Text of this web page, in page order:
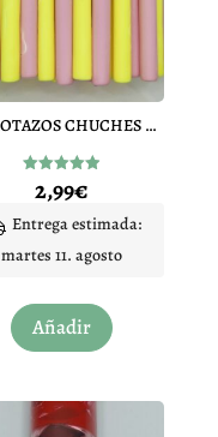
GARROTAZOS CHUCHES COLORES 15 UNIDADES
Valorado
con
de 5
2,99€
Entrega estimada:
martes 11. agosto
Añadir